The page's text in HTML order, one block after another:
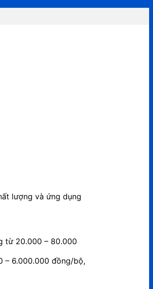
lượng và ứng dụng
từ 20.000 – 80.000
– 6.000.000 đồng/bộ,